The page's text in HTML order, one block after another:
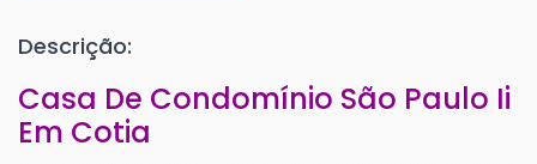
Descrição:
Casa De Condomínio São Paulo Ii
Em Cotia